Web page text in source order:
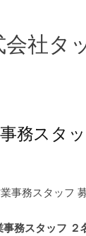
会社タ
務スタ
事務スタッフ
務スタッフ ２